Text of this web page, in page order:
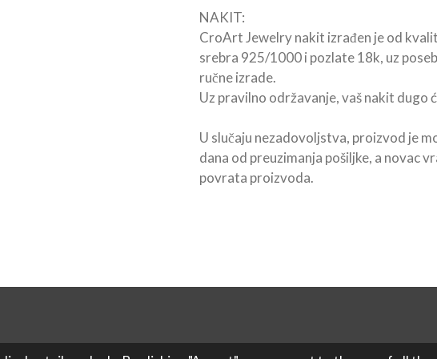
NAKIT:
CroArt Jewelry nakit izrađen je od
srebra 925/1000 i pozlate 18k, uz
ručne izrade.
Uz pravilno održavanje, vaš nakit dugo
U slučaju nezadovoljstva, proizvod je
dana od preuzimanja pošiljke, a novac
povrata proizvoda.